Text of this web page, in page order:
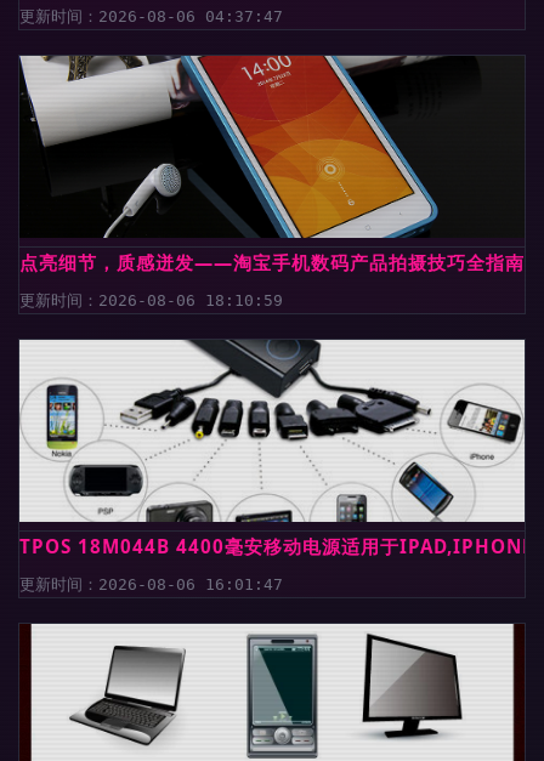
更新时间：2026-08-06 04:37:47
点亮细节，质感迸发——淘宝手机数码产品拍摄技巧全指南
更新时间：2026-08-06 18:10:59
TPOS 18M044B 4400毫安移动电源适用于IPAD,IPHONE
更新时间：2026-08-06 16:01:47